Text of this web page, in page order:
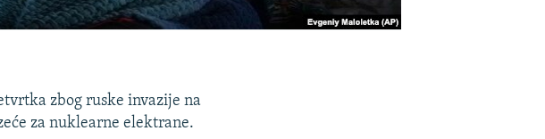
zbog ruske invazije na
za nuklearne elektrane.